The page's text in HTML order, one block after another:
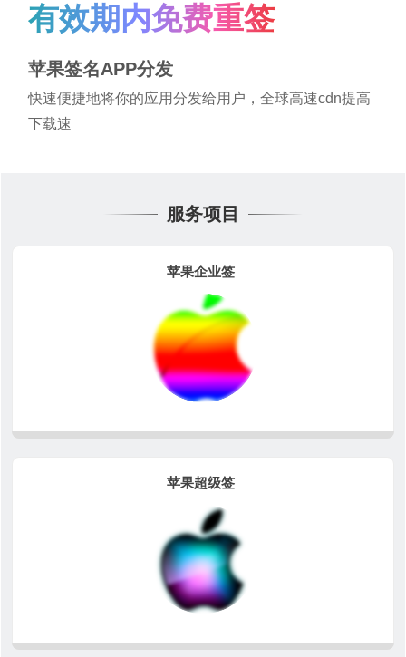
有效期内免费重签
苹果签名APP分发
快速便捷地将你的应用分发给用户，全球高速cdn提高
下载速
服务项目
苹果企业签
苹果超级签